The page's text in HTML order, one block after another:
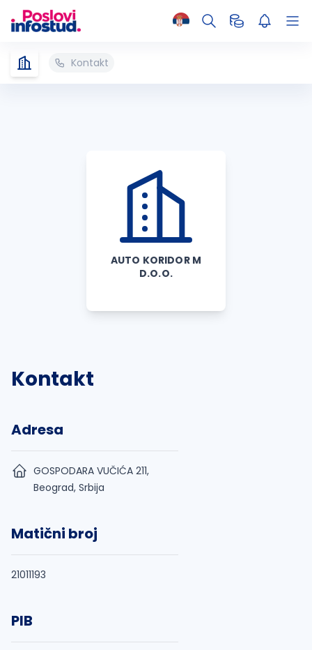
Kontakt
AUTO KORIDOR M
D.O.O.
Kontakt
Adresa
GOSPODARA VUČIĆA 211,
Beograd, Srbija
Matični broj
21011193
PIB